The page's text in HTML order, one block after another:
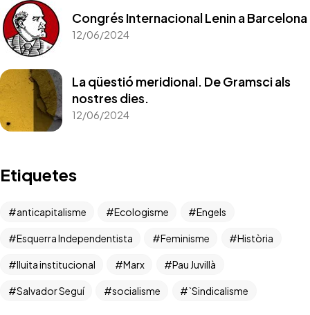
Congrés Internacional Lenin a Barcelona
12/06/2024
La qüestió meridional. De Gramsci als
nostres dies.
12/06/2024
Etiquetes
anticapitalisme Ecologisme Engels
Esquerra Independentista Feminisme Història
lluita institucional Marx Pau Juvillà
Salvador Seguí socialisme `Sindicalisme